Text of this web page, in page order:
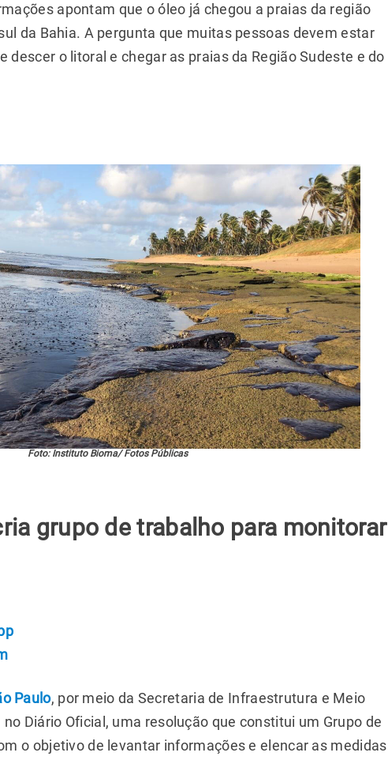
apontam que o óleo já chegou a praias da região
da Bahia. A pergunta que muitas pessoas devem estar
descer o litoral e chegar as praias da Região Sudeste e do
Foto: Instituto Bioma/ Fotos Públicas
grupo de trabalho para monitorar
Paulo, por meio da Secretaria de Infraestrutura e Meio
Diário Oficial, uma resolução que constitui um Grupo de
o objetivo de levantar informações e elencar as medidas